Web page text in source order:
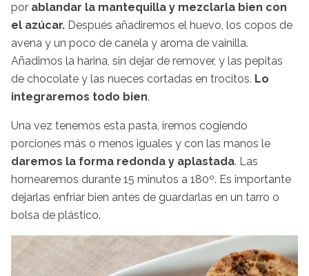
por ablandar la mantequilla y mezclarla bien con
el azúcar. Después añadiremos el huevo, los copos de
avena y un poco de canela y aroma de vainilla.
Añadimos la harina, sin dejar de remover, y las pepitas
de chocolate y las nueces cortadas en trocitos. Lo
integraremos todo bien.
Una vez tenemos esta pasta, iremos cogiendo
porciones más o menos iguales y con las manos le
daremos la forma redonda y aplastada. Las
hornearemos durante 15 minutos a 180º. Es importante
dejarlas enfriar bien antes de guardarlas en un tarro o
bolsa de plástico.